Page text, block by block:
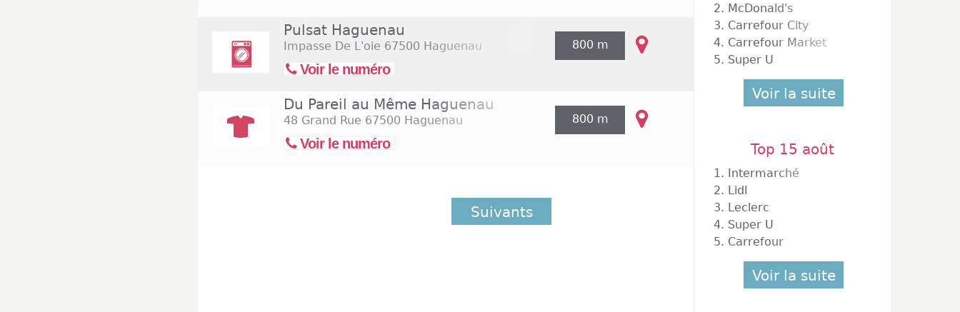
Pulsat Haguenau
Impasse De L'oie 67500 Haguenau
Voir le numéro
800 m
Du Pareil au Même Haguenau
48 Grand Rue 67500 Haguenau
Voir le numéro
800 m
Suivants
2. McDonald's
3. Carrefour City
4. Carrefour Market
5. Super U
Voir la suite
Top 15 août
1. Intermarché
2. Lidl
3. Leclerc
4. Super U
5. Carrefour
Voir la suite